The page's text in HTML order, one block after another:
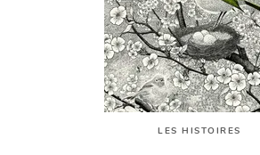
LES HISTOIRES